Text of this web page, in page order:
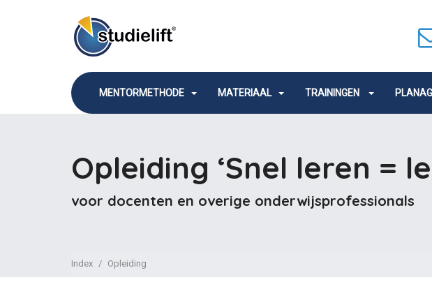
MENTORMETHODE MATERIAAL TRAININGEN
Opleiding ‘Snel leren =
voor docenten en overige onderwijsprofessionals
Index Opleiding